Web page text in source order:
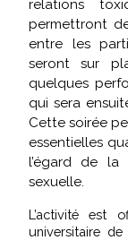
relations
permettront
entre les
seront sur
quelques
qui sera
Cette soirée
essentielles
l’égard de
sexuelle.
L’activité est
universitaire